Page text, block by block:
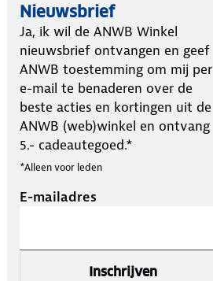
Nieuwsbrief
Ja, ik wil de ANWB Winkel
nieuwsbrief ontvangen en geef
ANWB toestemming om mij per
e-mail te benaderen over de
beste acties en kortingen uit de
ANWB (web)winkel en ontvang
5.- cadeautegoed.*
*Alleen voor leden
E-mailadres
Inschrijven